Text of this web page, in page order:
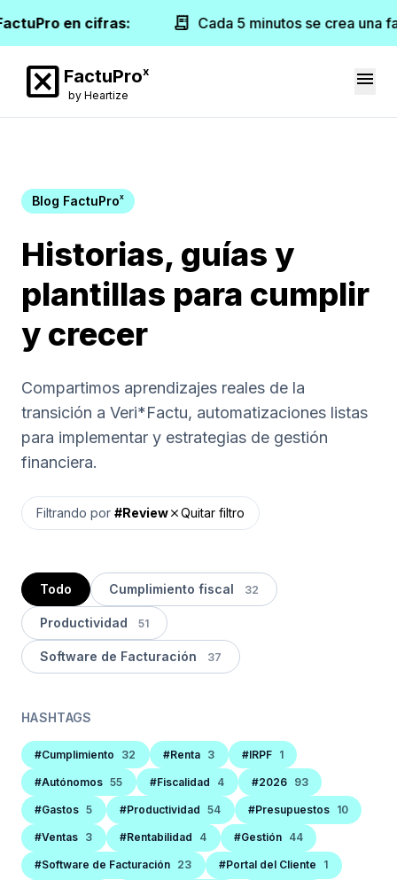
en cifras: receipt_long Cada 5 minutos se crea una
disabled_by_default FactuProx
by Heartize
menu
Blog FactuProx
Historias, guías y
plantillas para cumplir
y crecer
Compartimos aprendizajes reales de la
transición a Veri*Factu, automatizaciones listas
para implementar y estrategias de gestión
financiera.
Filtrando por #ReviewcloseQuitar filtro
Todo Cumplimiento fiscal 32
Productividad 51
Software de Facturación 37
HASHTAGS
#Cumplimiento 32 #Renta 3 #IRPF 1
#Autónomos 55 #Fiscalidad 4 #2026 93
#Gastos 5 #Productividad 54 #Presupuestos 10
#Ventas 3 #Rentabilidad 4 #Gestión 44
#Software de Facturación 23 #Portal del Cliente 1